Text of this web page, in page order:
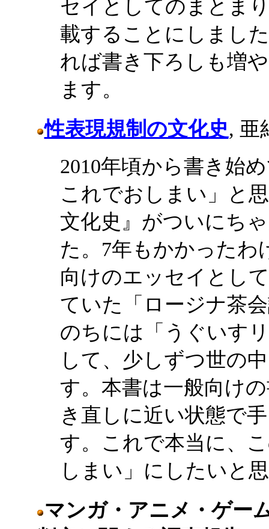
セイとしてのまとま
載することにしまし
れば書き下ろしも増
ます。
性表現規制の文化史, 亜
2010年頃から書き始
これでおしまい」と
文化史』がついにち
た。7年もかかったわ
向けのエッセイとし
ていた「ロージナ茶
のちには「うぐいす
して、少しずつ世の
す。本書は一般向け
き直しに近い状態で
す。これで本当に、
しまい」にしたいと
マンガ・アニメ・ゲー